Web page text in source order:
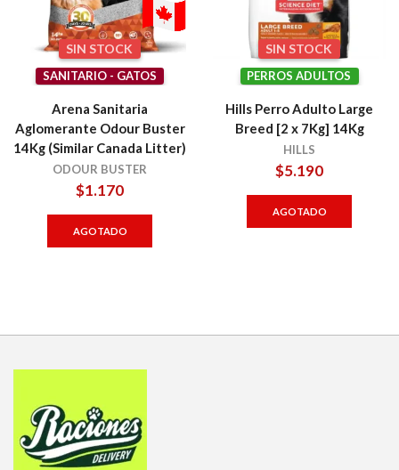
SIN STOCK
SANITARIO - GATOS
Arena Sanitaria
Aglomerante Odour Buster
14Kg (Similar Canada Litter)
ODOUR BUSTER
$1.170
AGOTADO
SIN STOCK
PERROS ADULTOS
Hills Perro Adulto Large
Breed [2 x 7Kg] 14Kg
HILLS
$5.190
AGOTADO